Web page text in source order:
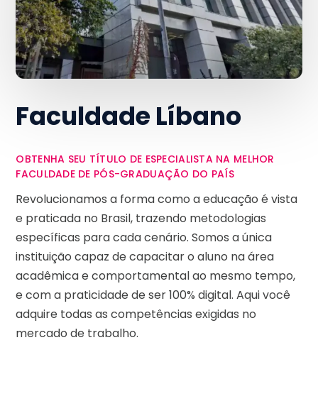
Faculdade Líbano
OBTENHA SEU TÍTULO DE ESPECIALISTA NA MELHOR
FACULDADE DE PÓS-GRADUAÇÃO DO PAÍS
Revolucionamos a forma como a educação é vista
e praticada no Brasil, trazendo metodologias
específicas para cada cenário. Somos a única
instituição capaz de capacitar o aluno na área
acadêmica e comportamental ao mesmo tempo,
e com a praticidade de ser 100% digital. Aqui você
adquire todas as competências exigidas no
mercado de trabalho.